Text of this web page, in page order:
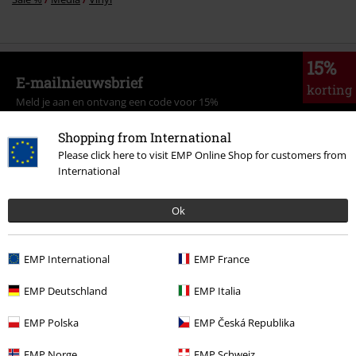
Shopping from International
Please click here to visit EMP Online Shop for customers from
International
Ok
EMP International EMP France
EMP Deutschland EMP Italia
EMP Polska EMP Česká Republika
15%
korting
E-mailnieuwsbrief
Meld je aan en ontvang een code voor 15%
Ik geef hierbij toestemming om de Large-nieuwsbrief te ontvangen en ga
ermee akkoord dat Large Popmerchandising B.V. mijn persoonsgegevens
verwerkt om mij regelmatig te informeren over producten. Mijn
persoonsgegevens worden verwerkt in overeenstemming met de
bepalingen van hetPrivacybeleid
. Ik kan mijn toestemming te allen tijde
Hierkan ik me afmelden voor de nieuwsbrief.
Aanmelden